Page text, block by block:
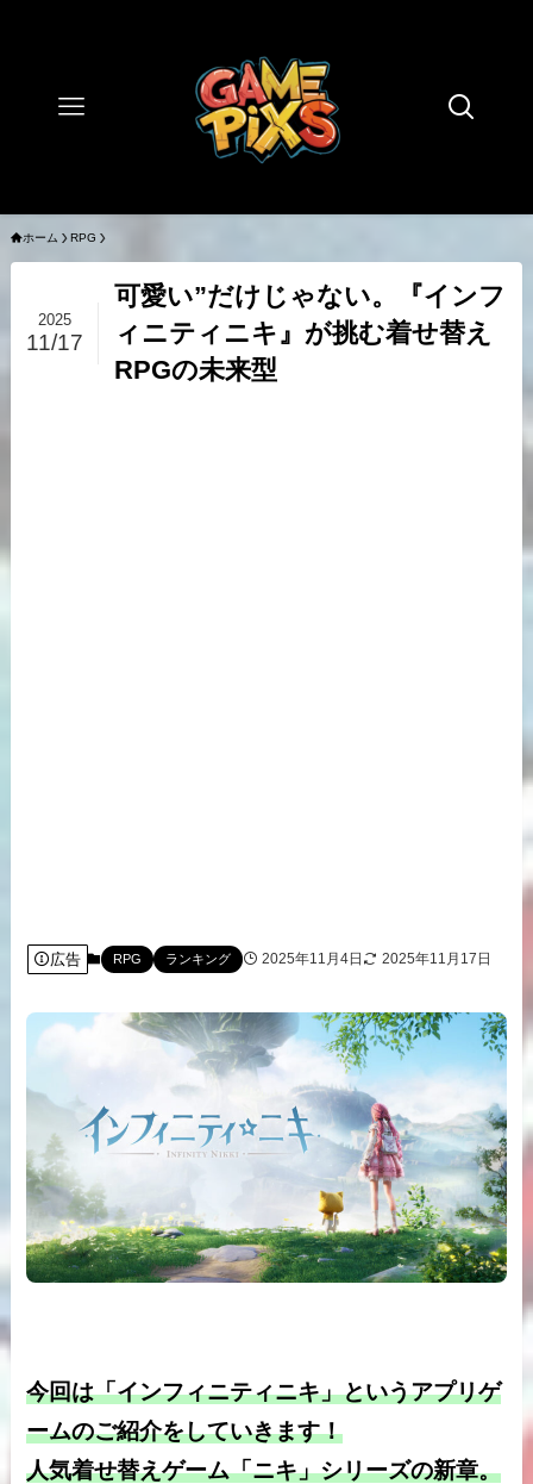
ホーム RPG
可愛い”だけじゃない。『インフ
ィニティニキ』が挑む着せ替え
RPGの未来型
2025
11/17
広告 RPG ランキング 2025年11月4日 2025年11月17日
今回は「インフィニティニキ」というアプリゲ
ームのご紹介をしていきます！
人気着せ替えゲーム「ニキ」シリーズの新章。